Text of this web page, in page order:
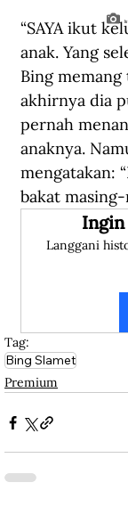
“SAYA ikut
anak. Yang
Bing
akhirnya dia
pernah
anaknya.
mengatakan:
bakat masing-
Ingin
Langgani
Tag:
Bing Slamet
Premium